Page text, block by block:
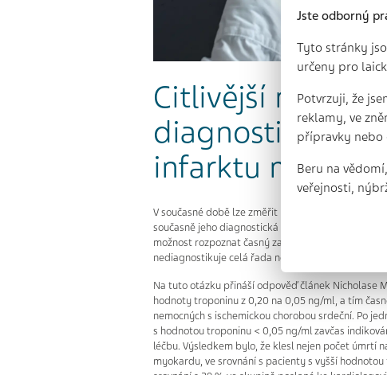
Citlivější
diagnostiku a
infarktu
V současné době lze změřit koncentrace troponinu
současně jeho diagnostická hodnota u koronární
možnost rozpoznat časný začátek koronární
nediagnostikuje celá řada nevýznamných příhod,
Na tuto otázku přináší odpověď článek Nicholase
hodnoty troponinu z 0,20 na 0,05 ng/ml, a tím
nemocných s ischemickou chorobou srdeční. Po
s hodnotou troponinu < 0,05 ng/ml zavčas
léčbu. Výsledkem bylo, že klesl nejen počet úmrtí
myokardu, ve srovnání s pacienty s vyšší
Jste odborný
Tyto stránky
určeny pro
Potvrzuji, že
reklamy, ve
přípravky nebo
Beru na
veřejnosti,